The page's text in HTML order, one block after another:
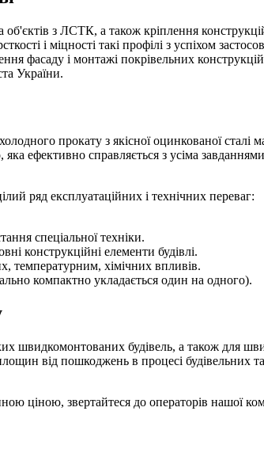
з ЛСТК, а також кріплення
і міцності такі профілі з успіхом
фасаду і монтажі покрівельних
України.
прокату з якісної оцинкованої
ефективно справляється з усіма
ряд експлуатаційних і технічних переваг:
спеціальної техніки.
конструкційні елементи будівлі.
температурним, хімічних впливів.
компактно укладається один на одного).
швидкомонтованих будівель, а також для
від пошкоджень в процесі будівельних
ціною, звертайтеся до операторів нашої